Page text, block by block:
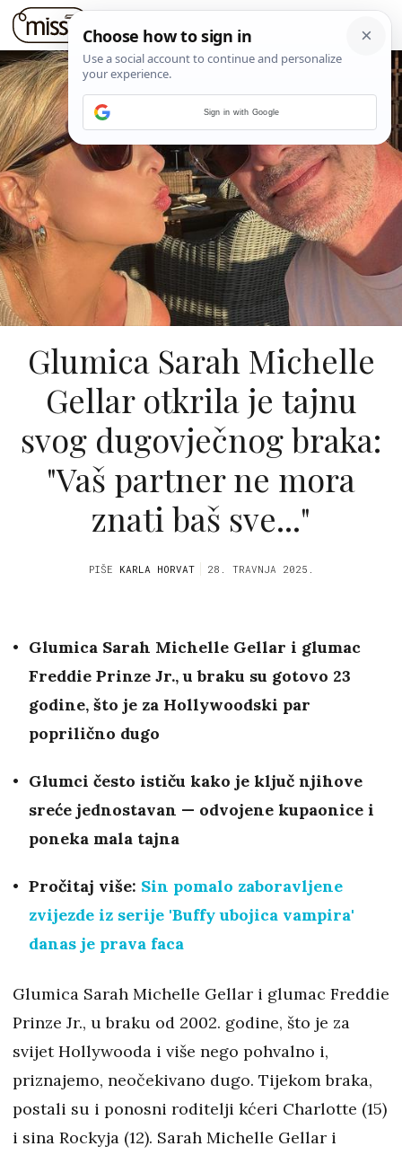
Glumica Sarah Michelle
Gellar otkrila je tajnu
svog dugovječnog braka:
"Vaš partner ne mora
znati baš sve..."
PIŠE KARLA HORVAT 28. TRAVNJA 2025.
Glumica Sarah Michelle Gellar i glumac
Freddie Prinze Jr., u braku su gotovo 23
godine, što je za Hollywoodski par
poprilično dugo
Glumci često ističu kako je ključ njihove
sreće jednostavan — odvojene kupaonice i
poneka mala tajna
Pročitaj više: Sin pomalo zaboravljene
zvijezde iz serije 'Buffy ubojica vampira'
danas je prava faca
Glumica Sarah Michelle Gellar i glumac Freddie
Prinze Jr., u braku od 2002. godine, što je za
svijet Hollywooda i više nego pohvalno i,
priznajemo, neočekivano dugo. Tijekom braka,
postali su i ponosni roditelji kćeri Charlotte (15)
i sina Rockyja (12). Sarah Michelle Gellar i
Sign in with Google